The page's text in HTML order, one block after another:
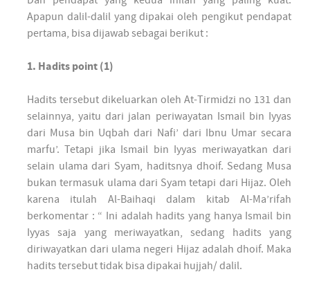
Apapun dalil-dalil yang dipakai oleh pengikut pendapat
pertama, bisa dijawab sebagai berikut :
1. Hadits point (1)
Hadits tersebut dikeluarkan oleh At-Tirmidzi no 131 dan
selainnya, yaitu dari jalan periwayatan Ismail bin Iyyas
dari Musa bin Uqbah dari Nafi’ dari Ibnu Umar secara
marfu’. Tetapi jika Ismail bin Iyyas meriwayatkan dari
selain ulama dari Syam, haditsnya dhoif. Sedang Musa
bukan termasuk ulama dari Syam tetapi dari Hijaz. Oleh
karena itulah Al-Baihaqi dalam kitab Al-Ma’rifah
berkomentar : “ Ini adalah hadits yang hanya Ismail bin
Iyyas saja yang meriwayatkan, sedang hadits yang
diriwayatkan dari ulama negeri Hijaz adalah dhoif. Maka
hadits tersebut tidak bisa dipakai hujjah/ dalil.